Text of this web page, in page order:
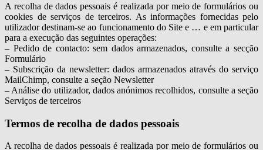
A recolha de dados pessoais é realizada por meio de formulários ou
cookies de serviços de terceiros. As informações fornecidas pelo
utilizador destinam-se ao funcionamento do Site e … e em particular
para a execução das seguintes operações:
– Pedido de contacto: sem dados armazenados, consulte a secção
Formulário
– Subscrição da newsletter: dados armazenados através do serviço
MailChimp, consulte a seção Newsletter
– Análise do utilizador, dados anónimos recolhidos, consulte a seção
Serviços de terceiros
Termos de recolha de dados pessoais
A recolha de dados pessoais é realizada por meio de formulários ou